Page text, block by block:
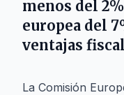
menos del
europea del
ventajas
La Comisión